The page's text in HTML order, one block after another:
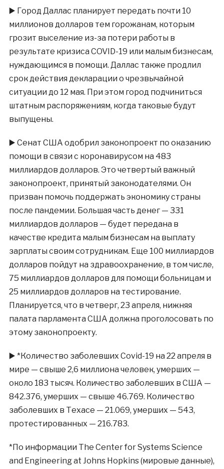
▶️ Город Даллас планирует передать почти 10
миллионов долларов тем горожанам, которым
грозит выселение из-за потери работы в
результате кризиса COVID-19 или малым бизнесам,
нуждающимся в помощи. Даллас также продлил
срок действия декларации о чрезвычайной
ситуации до 12 мая. При этом город подчиниться
штатным распоряжениям, когда таковые будут
выпущены.
▶️ Сенат США одобрил законопроект по оказанию
помощи в связи с коронавирусом на 483
миллиардов долларов. Это четвертый важный
законопроект, принятый законодателями. Он
призван помочь поддержать экономику страны
после пандемии. Большая часть денег — 331
миллиардов долларов — будет передана в
качестве кредита малым бизнесам на выплату
зарплаты своим сотрудникам. Еще 100 миллиардов
долларов пойдут на здравоохранение, в том числе,
75 миллиардов долларов для помощи больницам и
25 миллиардов долларов на тестирование.
Планируется, что в четверг, 23 апреля, нижняя
палата парламента США должна проголосовать по
этому законопроекту.
▶️ *Количество заболевших Covid-19 на 22 апреля в
мире — свыше 2,6 миллиона человек, умерших —
около 183 тысяч. Количество заболевших в США —
842.376, умерших — свыше 46.769. Количество
заболевших в Техасе — 21.069, умерших — 543,
протестированных — 216.783.
*По информации The Center for Systems Science
and Engineering at Johns Hopkins (мировые данные),